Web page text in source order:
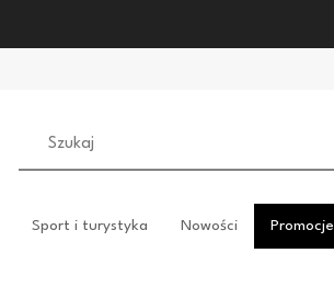
Sport i turystyka Nowości Promocje